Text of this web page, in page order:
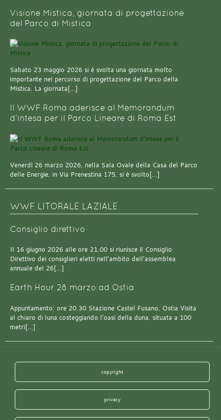
Visione Mistica, giornata di progettazione
del Parco di Mistica
Sabato 23 maggio 2026 si è svolta una giornata molto
importante nel percorso di progettazione del Parco della
Mistica. La giornata[…]
Il WWF Roma aderisce al Memorandum
d’intesa per il Parco Lineare di Roma Est
Venerdì 26 marzo 2026, nella Sala Ovale della Casa del Parco
delle Energie, in Via Prenestina 175, si è svolto[…]
WWF LITORALE LAZIALE
Consiglio direttivo
Il 16 giugno 2026 alle ore 21.00 si riunisce il Consiglio
Direttivo dei consiglieri eletti nell’ambito dell’assemblea
annuale del 26[…]
Earth Hour 28 marzo ad Ostia
Appuntamento: ore 20.30 Stazione Castel Fusano, Ostia Visita
al chiaro di luna costeggiando l’oasi della duna, situata a 100
metri[…]
copyright
privacy